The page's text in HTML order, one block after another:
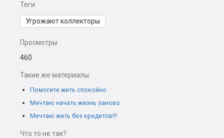
Теги
Угрожают коллекторы
Просмотры
460
Такие же материалы
Помогите жить спокойно
Мечтаю начать жизнь заново
Мечтаю жить без кредитов!!!
Что то не так?